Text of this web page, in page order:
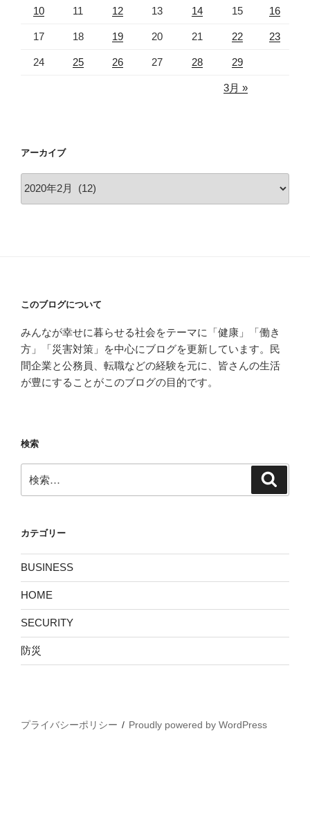
10 11 12 13 14 15 16
17 18 19 20 21 22 23
24 25 26 27 28 29
3月 »
アーカイブ
このブログについて
みんなが幸せに暮らせる社会をテーマに「健康」「働き
方」「災害対策」を中心にブログを更新しています。民
間企業と公務員、転職などの経験を元に、皆さんの生活
が豊にすることがこのブログの目的です。
検索
索:
カテゴリー
BUSINESS
HOME
SECURITY
防災
プライバシーポリシー Proudly powered by WordPress